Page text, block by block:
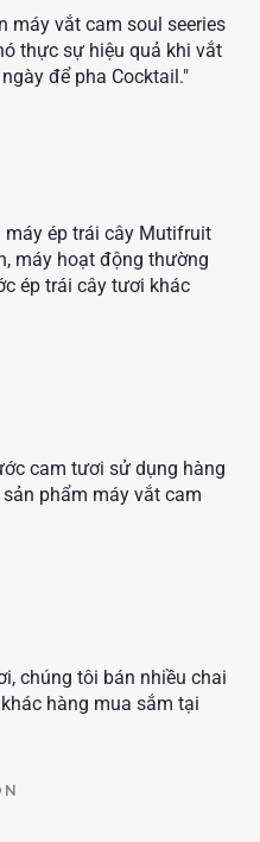
máy vắt cam soul seeries
thực sự hiệu quả khi vắt
để pha Cocktail."
ép trái cây Mutifruit
máy hoạt động thường
ép trái cây tươi khác
cam tươi sử dụng hàng
phẩm máy vắt cam
chúng tôi bán nhiều chai
hàng mua sắm tại